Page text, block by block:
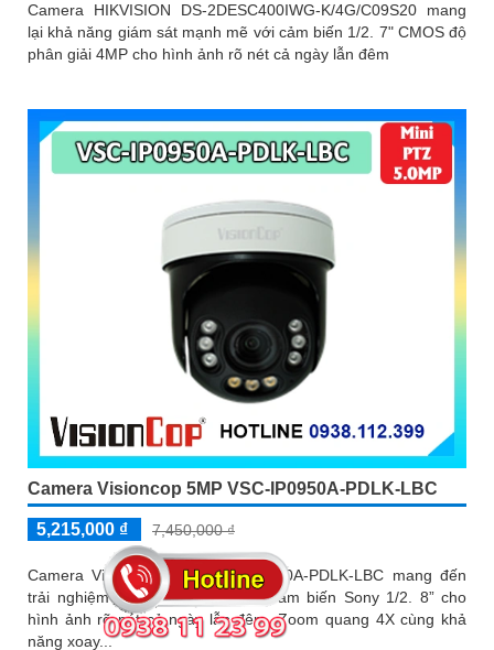
Camera HIKVISION DS-2DESC400IWG-K/4G/C09S20 mang
lại khả năng giám sát mạnh mẽ với cảm biến 1/2. 7" CMOS độ
phân giải 4MP cho hình ảnh rõ nét cả ngày lẫn đêm
Camera Visioncop 5MP VSC-IP0950A-PDLK-LBC
5,215,000 ₫ 7,450,000 ₫
Camera Visioncop 5MP VSC-IP0950A-PDLK-LBC mang đến
trải nghiệm quan sát chi tiết với cảm biến Sony 1/2. 8” cho
hình ảnh rõ nét cả ngày lẫn đêm. Zoom quang 4X cùng khả
năng xoay...